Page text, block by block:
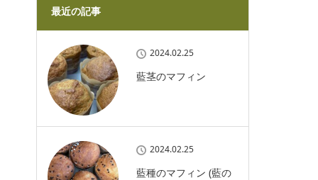
最近の記事
2024.02.25
藍茎のマフィン
2024.02.25
藍種のマフィン (藍の